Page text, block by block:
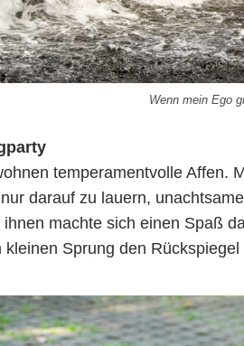
Wenn mein Ego
temperamentvolle Affen.
darauf zu lauern,
ihnen machte sich einen Spaß
kleinen Sprung den